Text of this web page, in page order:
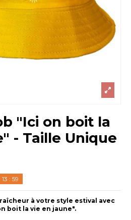
"Ici on boit la
- Taille Unique
13 :59
à votre style estival avec
boit la vie en jaune".